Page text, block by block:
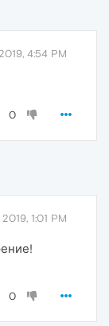
4:54 PM
0
1:01 PM
0